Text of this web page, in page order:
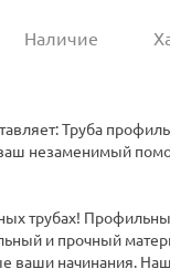
Наличие
Труба
незаменимый
трубах!
и прочный
ваши начинания.